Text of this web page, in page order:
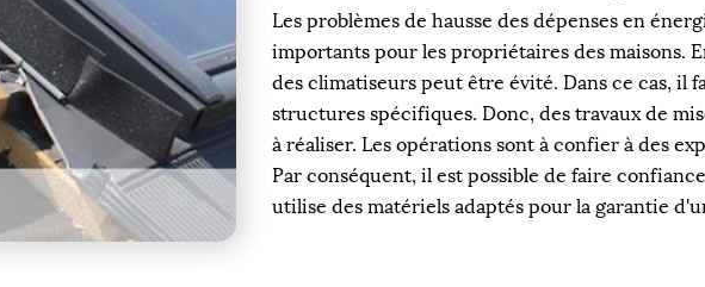
Les problèmes de hausse des dépenses en
importants pour les propriétaires des maisons.
des climatiseurs peut être évité. Dans ce cas, il
structures spécifiques. Donc, des travaux de
à réaliser. Les opérations sont à confier à des
Par conséquent, il est possible de faire confiance
utilise des matériels adaptés pour la garantie